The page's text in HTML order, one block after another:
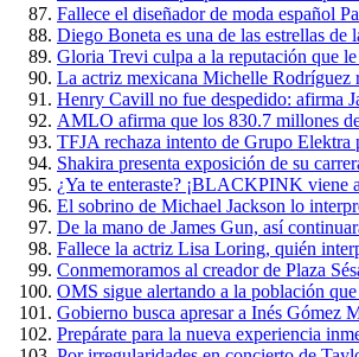
Fallece el diseñador de moda español
Diego Boneta es una de las estrellas
Gloria Trevi culpa a la reputación que
La actriz mexicana Michelle Rodríguez
Henry Cavill no fue despedido: afirma
AMLO afirma que los 830.7 millones
TFJA rechaza intento de Grupo Elektra
Shakira presenta exposición de su
¿Ya te enteraste? ¡BLACKPINK viene
El sobrino de Michael Jackson lo
De la mano de James Gun, así
Fallece la actriz Lisa Loring, quién
Conmemoramos al creador de Plaza
OMS sigue alertando a la población
Gobierno busca apresar a Inés Gómez
Prepárate para la nueva experiencia